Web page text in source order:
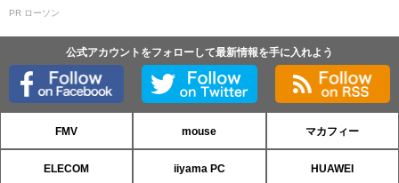
PR ローソン
公式アカウントをフォローして最新情報を手に入れよう
FMV mouse マカフィー
ELECOM iiyama PC HUAWEI